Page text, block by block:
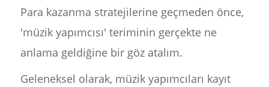
Para kazanma stratejilerine geçmeden önce,
'müzik yapımcısı' teriminin gerçekte ne
anlama geldiğine bir göz atalım.
Geleneksel olarak, müzik yapımcıları kayıt